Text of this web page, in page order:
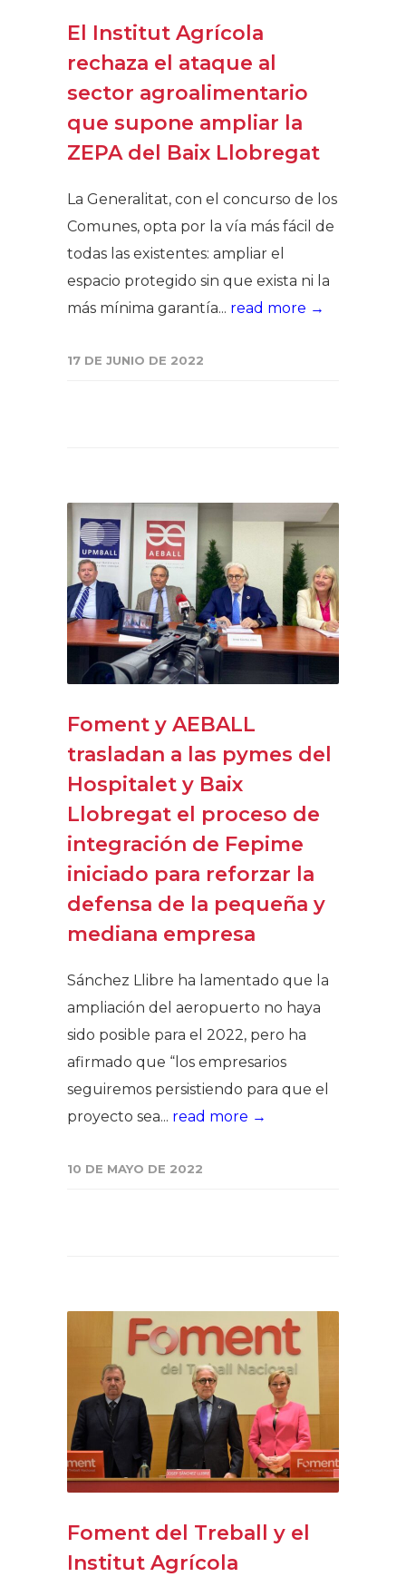
El Institut Agrícola
rechaza el ataque al
sector agroalimentario
que supone ampliar la
ZEPA del Baix Llobregat
La Generalitat, con el concurso de los
Comunes, opta por la vía más fácil de
todas las existentes: ampliar el
espacio protegido sin que exista ni la
más mínima garantía... read more →
17 DE JUNIO DE 2022
Foment y AEBALL
trasladan a las pymes del
Hospitalet y Baix
Llobregat el proceso de
integración de Fepime
iniciado para reforzar la
defensa de la pequeña y
mediana empresa
Sánchez Llibre ha lamentado que la
ampliación del aeropuerto no haya
sido posible para el 2022, pero ha
afirmado que “los empresarios
seguiremos persistiendo para que el
proyecto sea... read more →
10 DE MAYO DE 2022
Foment del Treball y el
Institut Agrícola